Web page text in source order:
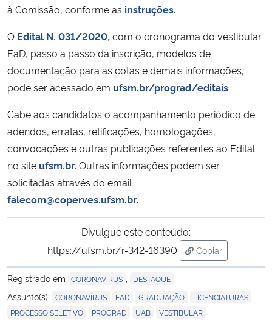
à Comissão, conforme as instruções.
O Edital N. 031/2020, com o cronograma do vestibular
EaD, passo a passo da inscrição, modelos de
documentação para as cotas e demais informações,
pode ser acessado em ufsm.br/prograd/editais.
Cabe aos candidatos o acompanhamento periódico de
adendos, erratas, retificações, homologações,
convocações e outras publicações referentes ao Edital
no site ufsm.br. Outras informações podem ser
solicitadas através do email
falecom@coperves.ufsm.br.
Divulgue este conteúdo:
https://ufsm.br/r-342-16390
Copiar
para área de
Registrado em CORONAVÍRUS DESTAQUE
Assunto(s): CORONAVÍRUS EAD GRADUAÇÃO LICENCIATURAS
PROCESSO SELETIVO PROGRAD UAB VESTIBULAR